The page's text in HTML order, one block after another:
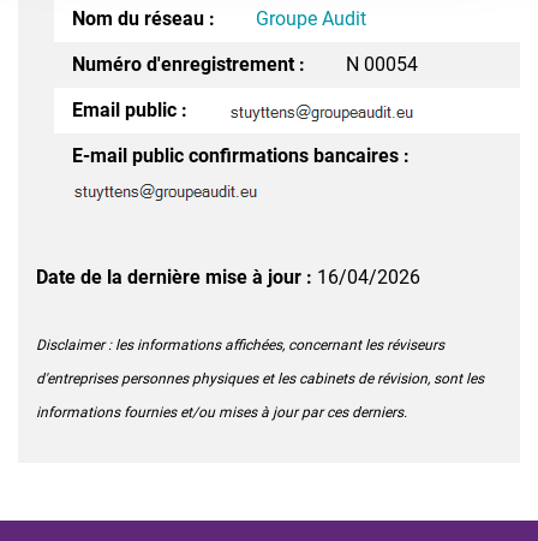
Nom du réseau :
Groupe Audit
Numéro d'enregistrement :
N 00054
Email public :
E-mail public confirmations bancaires :
Date de la dernière mise à jour : 16/04/2026
Disclaimer : les informations affichées, concernant les réviseurs
d'entreprises personnes physiques et les cabinets de révision, sont les
informations fournies et/ou mises à jour par ces derniers.​